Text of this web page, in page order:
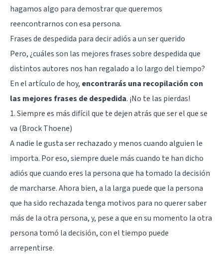
hagamos algo para demostrar que queremos
reencontrarnos con esa persona.
Frases de despedida para decir adiós a un ser querido
Pero, ¿cuáles son las mejores frases sobre despedida que
distintos autores nos han regalado a lo largo del tiempo?
En el artículo de hoy, encontrarás una recopilación con
las mejores frases de despedida. ¡No te las pierdas!
1. Siempre es más difícil que te dejen atrás que ser el que se
va (Brock Thoene)
A nadie le gusta ser rechazado y menos cuando alguien le
importa. Por eso, siempre duele más cuando te han dicho
adiós que cuando eres la persona que ha tomado la decisión
de marcharse. Ahora bien, a la larga puede que la persona
que ha sido rechazada tenga motivos para no querer saber
más de la otra persona, y, pese a que en su momento la otra
persona tomó la decisión, con el tiempo puede
arrepentirse.